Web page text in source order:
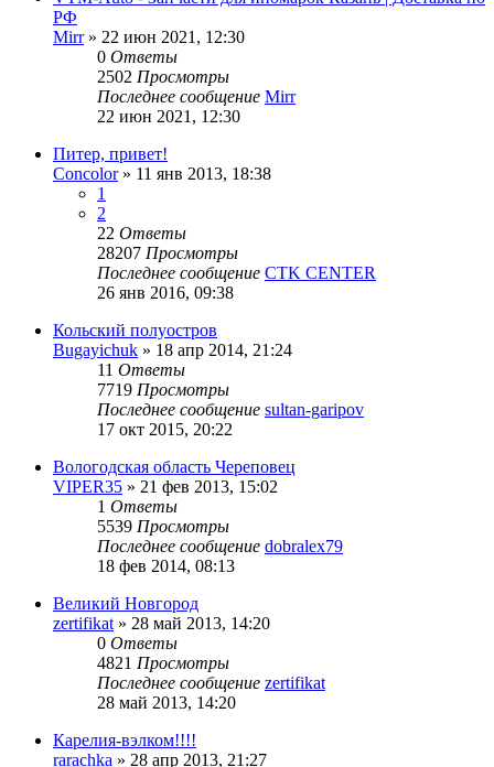
РФ
Mirr» 22 июн 2021, 12:30
0 Ответы
2502 Просмотры
Последнее сообщение Mirr
22 июн 2021, 12:30
Питер, привет!
Concolor» 11 янв 2013, 18:38
1
2
22 Ответы
28207 Просмотры
Последнее сообщение CTK CENTER
26 янв 2016, 09:38
Кольский полуостров
Bugayichuk » 18 апр 2014, 21:24
11 Ответы
7719 Просмотры
Последнее сообщение sultan-garipov
17 окт 2015, 20:22
Вологодская область Череповец
VIPER35 » 21 фев 2013, 15:02
1 Ответы
5539 Просмотры
Последнее сообщение dobralex79
18 фев 2014, 08:13
Великий Новгород
zertifikat » 28 май 2013, 14:20
0 Ответы
4821 Просмотры
Последнее сообщение zertifikat
28 май 2013, 14:20
Карелия-вэлком!!!!
rarachka » 28 апр 2013, 21:27